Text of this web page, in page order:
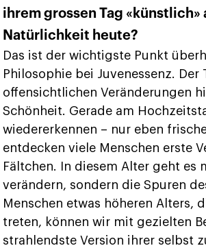
ihrem grossen Tag
Natürlichkeit heute?
Das ist der wichtigste Punkt
Philosophie bei Juvenessenz.
offensichtlichen Veränderungen
Schönheit. Gerade am
wiedererkennen – nur eben
entdecken viele Menschen erste
Fältchen. In diesem Alter geht es
verändern, sondern die Spuren
Menschen etwas höheren Alters,
treten, können wir mit gezielten
strahlendste Version ihrer selbst